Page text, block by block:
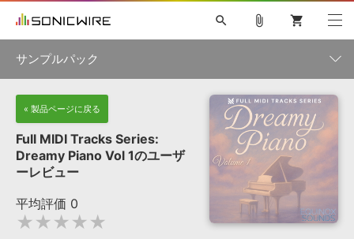
ソフト音源 »
プラグイン・エフェクト »
サンプルパック »
キャンペーン »
特集 »
製品サポート情報 »
search
初音ミク NT 巡音ルカ V4X
MEIKO V3
KAITO V3
VOCALOID
SPITFIRE AUDIO
VIENNA
EZ DRUMMER 3
ライセンスフリーBGM
サンプルパックを試そう
ボーカル抜き出し
DUBSTEP
MUTANT
ROUTER.FM
attach_file shopping_cart
サンプルパック
製品一覧
ジャンル
メーカー
« 製品ページに戻る
Full MIDI Tracks Series:
Dreamy Piano Vol 1のユーザ
ーレビュー
平均評価 0
★★★★★